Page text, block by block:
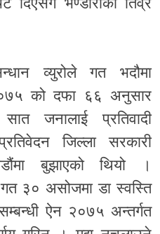
व्युरोले गत भदौमा
को दफा ६६ अनुसार
जनालाई प्रतिवादी
जिल्ला सरकारी
बुझाएको थियो ।
गत ३० असोजमा डा स्वस्ति
ऐन २०७५ अन्तर्गत